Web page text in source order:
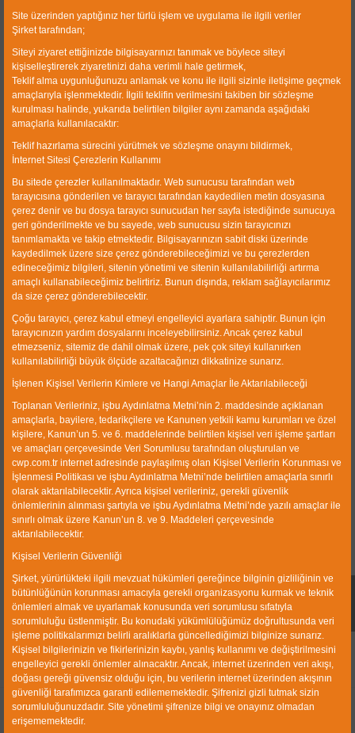
two edged to be turned opposite way to maximize
hammer life. On the other hand, replacing the hammers
does not cause a loose operation due to its firm and easy
connection to the backing plate.
CWP Impact crusher offers maximum crushing chamber
accessibility to ease the maintenance of the machinery.
Feeding Size:Max. 500mm
Capacity:300 TPH (Max.)
Other Products
Rotary Breaker Roller Crusher
About us
Site üzerinden yaptığınız her türlü işlem ve uygulama ile ilgili veriler
Şirket tarafından;
Siteyi ziyaret ettiğinizde bilgisayarınızı tanımak ve böylece siteyi
kişiselleştirerek ziyaretinizi daha verimli hale getirmek,
Teklif alma uygunluğunuzu anlamak ve konu ile ilgili sizinle iletişime geçmek
amaçlarıyla işlenmektedir. İlgili teklifin verilmesini takiben bir sözleşme
kurulması halinde, yukarıda belirtilen bilgiler aynı zamanda aşağıdaki
amaçlarla kullanılacaktır:
Teklif hazırlama sürecini yürütmek ve sözleşme onayını bildirmek,
İnternet Sitesi Çerezlerin Kullanımı
Bu sitede çerezler kullanılmaktadır. Web sunucusu tarafından web
tarayıcısına gönderilen ve tarayıcı tarafından kaydedilen metin dosyasına
çerez denir ve bu dosya tarayıcı sunucudan her sayfa istediğinde sunucuya
geri gönderilmekte ve bu sayede, web sunucusu sizin tarayıcınızı
tanımlamakta ve takip etmektedir. Bilgisayarınızın sabit diski üzerinde
kaydedilmek üzere size çerez gönderebileceğimizi ve bu çerezlerden
edineceğimiz bilgileri, sitenin yönetimi ve sitenin kullanılabilirliği artırma
amaçlı kullanabileceğimiz belirtiriz. Bunun dışında, reklam sağlayıcılarımız
da size çerez gönderebilecektir.
Çoğu tarayıcı, çerez kabul etmeyi engelleyici ayarlara sahiptir. Bunun için
tarayıcınızın yardım dosyalarını inceleyebilirsiniz. Ancak çerez kabul
etmezseniz, sitemiz de dahil olmak üzere, pek çok siteyi kullanırken
kullanılabilirliği büyük ölçüde azaltacağınızı dikkatinize sunarız.
İşlenen Kişisel Verilerin Kimlere ve Hangi Amaçlar İle Aktarılabileceği
Toplanan Verileriniz, işbu Aydınlatma Metni’nin 2. maddesinde açıklanan
amaçlarla, bayilere, tedarikçilere ve Kanunen yetkili kamu kurumları ve özel
kişilere, Kanun’un 5. ve 6. maddelerinde belirtilen kişisel veri işleme şartları
ve amaçları çerçevesinde Veri Sorumlusu tarafından oluşturulan ve
cwp.com.tr internet adresinde paylaşılmış olan Kişisel Verilerin Korunması ve
İşlenmesi Politikası ve işbu Aydınlatma Metni’nde belirtilen amaçlarla sınırlı
olarak aktarılabilecektir. Ayrıca kişisel verileriniz, gerekli güvenlik
önlemlerinin alınması şartıyla ve işbu Aydınlatma Metni’nde yazılı amaçlar ile
sınırlı olmak üzere Kanun’un 8. ve 9. Maddeleri çerçevesinde
aktarılabilecektir.
Kişisel Verilerin Güvenliği
Şirket, yürürlükteki ilgili mevzuat hükümleri gereğince bilginin gizliliğinin ve
bütünlüğünün korunması amacıyla gerekli organizasyonu kurmak ve teknik
önlemleri almak ve uyarlamak konusunda veri sorumlusu sıfatıyla
sorumluluğu üstlenmiştir. Bu konudaki yükümlülüğümüz doğrultusunda veri
işleme politikalarımızı belirli aralıklarla güncellediğimizi bilginize sunarız.
Kişisel bilgilerinizin ve fikirlerinizin kaybı, yanlış kullanımı ve değiştirilmesini
engelleyici gerekli önlemler alınacaktır. Ancak, internet üzerinden veri akışı,
doğası gereği güvensiz olduğu için, bu verilerin internet üzerinden akışının
güvenliği tarafımızca garanti edilememektedir. Şifrenizi gizli tutmak sizin
sorumluluğunuzdadır. Site yönetimi şifrenize bilgi ve onayınız olmadan
erişememektedir.